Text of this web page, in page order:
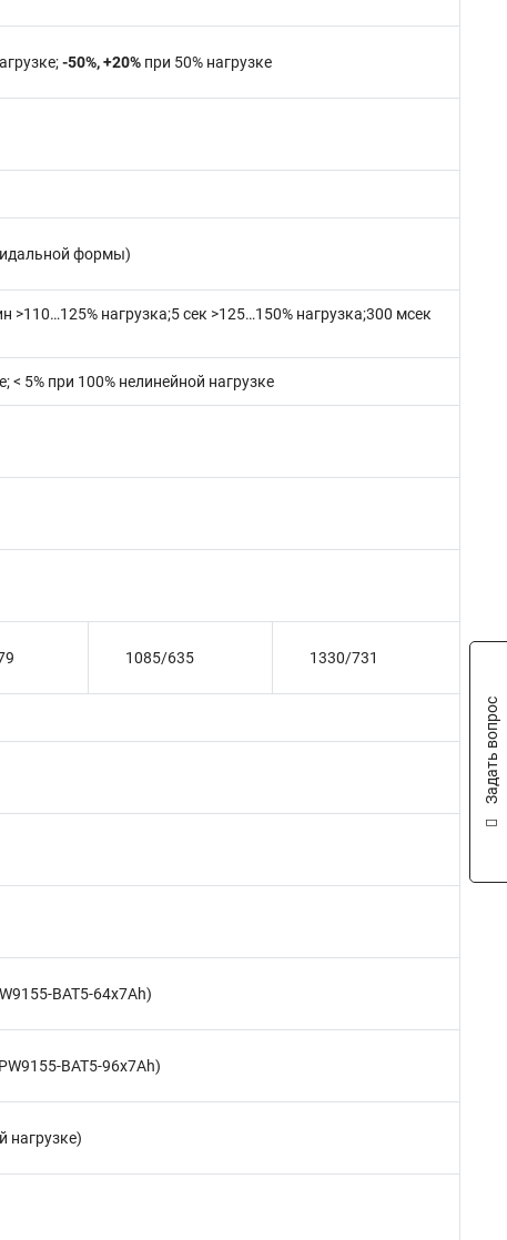
-50%, +20% при 50% нагрузке
формы)
>110…125% нагрузка;5 сек >125…150% нагрузка;300 мсек
< 5% при 100% нелинейной нагрузке
1085/635 1330/731
BAT5-64x7Ah)
BAT5-96x7Ah)
нагрузке)
Задать вопрос